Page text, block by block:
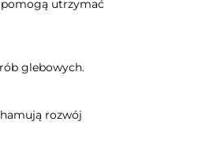
utrzymać
glebowych.
rozwój